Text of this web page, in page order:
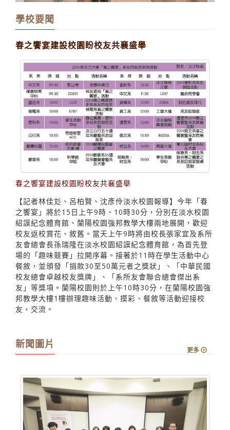
當代版畫在文錙
學校要聞
春之饗宴建設校園盼校友共襄盛舉
春之饗宴建設校園盼校友共襄盛舉
【記者林佳彣、呂柏賢、沈彥伶淡水校園報導】今年「春
之饗宴」將於15日上午9時、10時30分，分別在淡水校園
紹謨紀念體育館、蘭陽校園強邦教學大樓兩地展開，歡迎
校友返校賞花、敘舊。當天上午9時將由校長張家宜及系所
友會總會長孫瑞隆在淡水校園紹謨紀念體育館，為首先登
場的「趣味競賽」拉開序幕。接著於11時在學生活動中心
餐敘，並頒發「捐款30至50萬元者之獎狀」、「中華民國
校友總會卓越校友獎牌」、「系所友會聯合總會傑出系
邦教學大樓1樓辦理趣味活動、摸彩、餐敘等活動迎接校
友，交流。
新聞圖片
更多